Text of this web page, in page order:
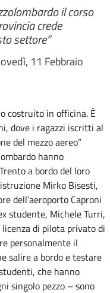
il corso
crede
settore”
11 Febbraio
costruito in officina. È
dove i ragazzi iscritti al
del mezzo aereo”
hanno
a bordo del loro
Mirko Bisesti,
dell’aeroporto Caproni
studente, Michele Turri,
di pilota privato di
personalmente il
salire a bordo e testare
che hanno
singolo pezzo – sono